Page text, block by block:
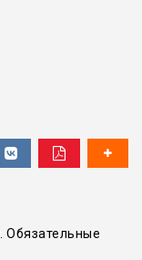
Обязательные